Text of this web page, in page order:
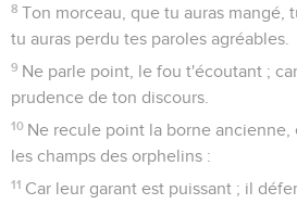
8 Ton morceau, que tu auras mangé,
tu auras perdu tes paroles agréables.
9 Ne parle point, le fou t'écoutant ;
prudence de ton discours.
10 Ne recule point la borne
les champs des orphelins :
11 Car leur garant est puissant ; il